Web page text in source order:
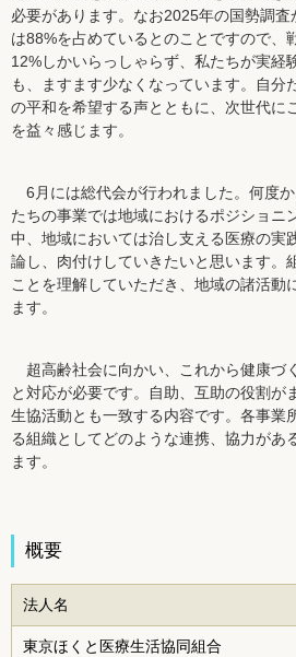
必要があります。なお2025年の国勢調
は88%を占めているとのことですので、
12%しかいらっしゃらず、私たちが実経
も、ますます少なくなっています。自分
の平和を希望する声とともに、次世代に
を益々感じます。
6月には総代会が行われました。何度
たちの事業では地域におけるポジショニ
中、地域においては治し支える医療の実
論し、肉付けしていきたいと思います。
ことを理解していただき、地域の諸活動
ます。
超高齢社会に向かい、これから健康づ
と対応が必要です。自助、互助の役割が
生協活動とも一致する内容です。各事業
る組織としてどのような連携、協力があ
ます。
概要
法人名
東京ほくと医療生活協同組合